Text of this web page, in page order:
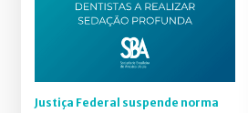
Justiça Federal suspende norma